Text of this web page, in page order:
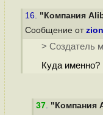
16. "Компания
Сообщение от
> Создатель
Куда именно?
37. "Компания